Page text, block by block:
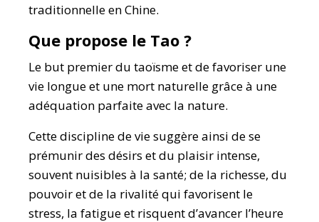
traditionnelle en Chine.
Que propose le Tao ?
Le but premier du taoïsme et de favoriser une
vie longue et une mort naturelle grâce à une
adéquation parfaite avec la nature.
Cette discipline de vie suggère ainsi de se
prémunir des désirs et du plaisir intense,
souvent nuisibles à la santé; de la richesse, du
pouvoir et de la rivalité qui favorisent le
stress, la fatigue et risquent d’avancer l’heure